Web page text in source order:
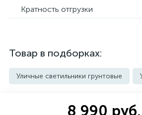
Кратность отгрузки
Товар в подборках:
Уличные светильники грунтовые
8 990 руб.